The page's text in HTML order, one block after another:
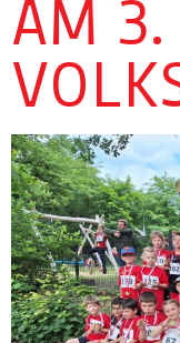
AM 3.